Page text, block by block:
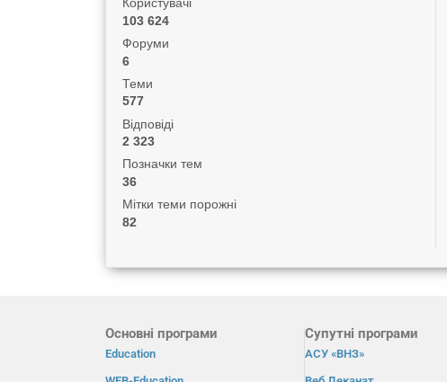
Користувачі
103 624
Форуми
6
Теми
577
Відповіді
2 323
Позначки тем
36
Мітки теми порожні
82
Основні програми
Education
Супутні програми
АСУ «ВНЗ»